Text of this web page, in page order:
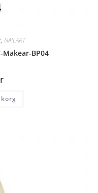
, NAILART
Makear-BP04